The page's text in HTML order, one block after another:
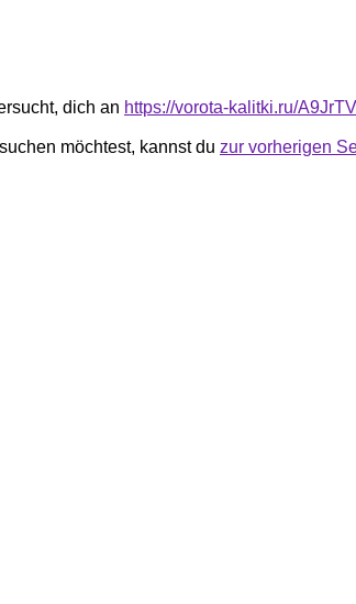
dich an https://vorota-kalitki.ru/
möchtest, kannst du zur vorherigen